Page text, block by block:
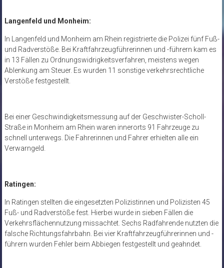
Langenfeld und Monheim:
In Langenfeld und Monheim am Rhein registrierte die Polizei fünf Fuß-
und Radverstöße. Bei Kraftfahrzeugführerinnen und -führern kam es
in 13 Fällen zu Ordnungswidrigkeitsverfahren, meistens wegen
Ablenkung am Steuer. Es wurden 11 sonstige verkehrsrechtliche
Verstöße festgestellt.
Bei einer Geschwindigkeitsmessung auf der Geschwister-Scholl-
Straße in Monheim am Rhein waren innerorts 91 Fahrzeuge zu
schnell unterwegs. Die Fahrerinnen und Fahrer erhielten alle ein
Verwarngeld.
Ratingen:
In Ratingen stellten die eingesetzten Polizistinnen und Polizisten 45
Fuß- und Radverstöße fest. Hierbei wurde in sieben Fällen die
Verkehrsflächennutzung missachtet. Sechs Radfahrende nutzten die
falsche Richtungsfahrbahn. Bei vier Kraftfahrzeugführerinnen und -
führern wurden Fehler beim Abbiegen festgestellt und geahndet.